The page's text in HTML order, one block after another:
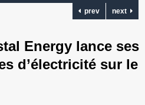
prev
next
Energy lance ses
d’électricité sur le